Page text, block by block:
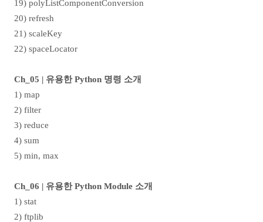
19) polyListComponentConversion
20) refresh
21) scaleKey
22) spaceLocator
Ch_05 | 유용한Python 명령 소개
1) map
2) filter
3) reduce
4) sum
5) min, max
Ch_06 | 유용한Python Module 소개
1) stat
2) ftplib